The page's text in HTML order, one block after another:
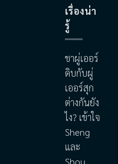
เรื่องน่า
รู้
ชาผู่เออร์
ดิบกับผู่
เออร์สุก
ต่างกันยัง
ไง? เข้าใจ
Sheng
และ
Shou